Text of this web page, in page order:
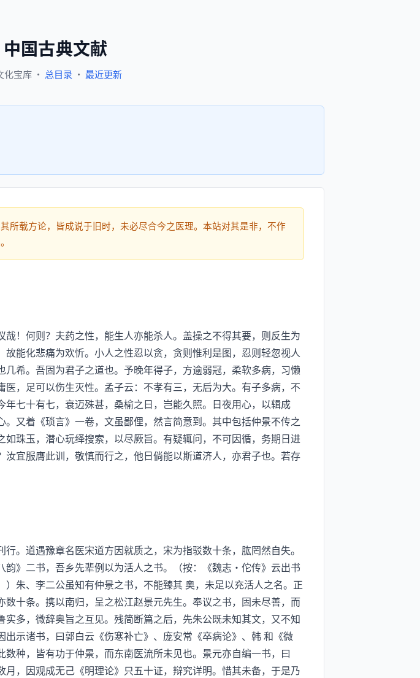
中国古典文献
化宝库 · 总目录 · 最近更新
所载方论，皆成说于旧时，未必尽合今之医理。本站对其是非，不作
何则？夫药之性，能生人亦能杀人。盖操之不得其要，则反生为
能化悲痛为欢忻。小人之性忍以贪，贪则惟利是图，忍则轻忽视人
希。吾固为君子之道也。予晚年得子，方逾弱冠，柔软多病，习懒
，足可以伤生灭性。孟子云：不孝有三，无后为大。有子多病，不
七十有七，衰迈殊甚，桑榆之日，岂能久照。日夜用心，以辑成
又着《琐言》一卷，文虽鄙俚，然言简意到。其中包括仲景不传之
珠玉，潜心玩绎搜索，以尽厥旨。有疑辄问，不可因循，务期日进
宜服膺此训，敬慎而行之，他日倘能以斯道济人，亦君子也。若存
道遇豫章名医宋道方因就质之，宋为指驳数十条，肱罔然自失。
》二书，吾乡先辈例以为活人之书。（按：《魏志·佗传》云出书
朱、李二公虽知有仲景之书，不能臻其 奥，未足以充活人之名。正
十条。携以南归，呈之松江赵景元先生。奉议之书，固未尽善，而
多，微辞奥旨之互见。残简断篇之后，先朱公既未知其文，又不知
示诸书，曰郭白云《伤寒补亡》、庞安常《卒病论》、韩 和《微
种，皆有功于仲景，而东南医流所未见也。景元亦自编一书，曰
，因观成无己《明理论》只五十证，辩究详明。惜其未备，于是乃